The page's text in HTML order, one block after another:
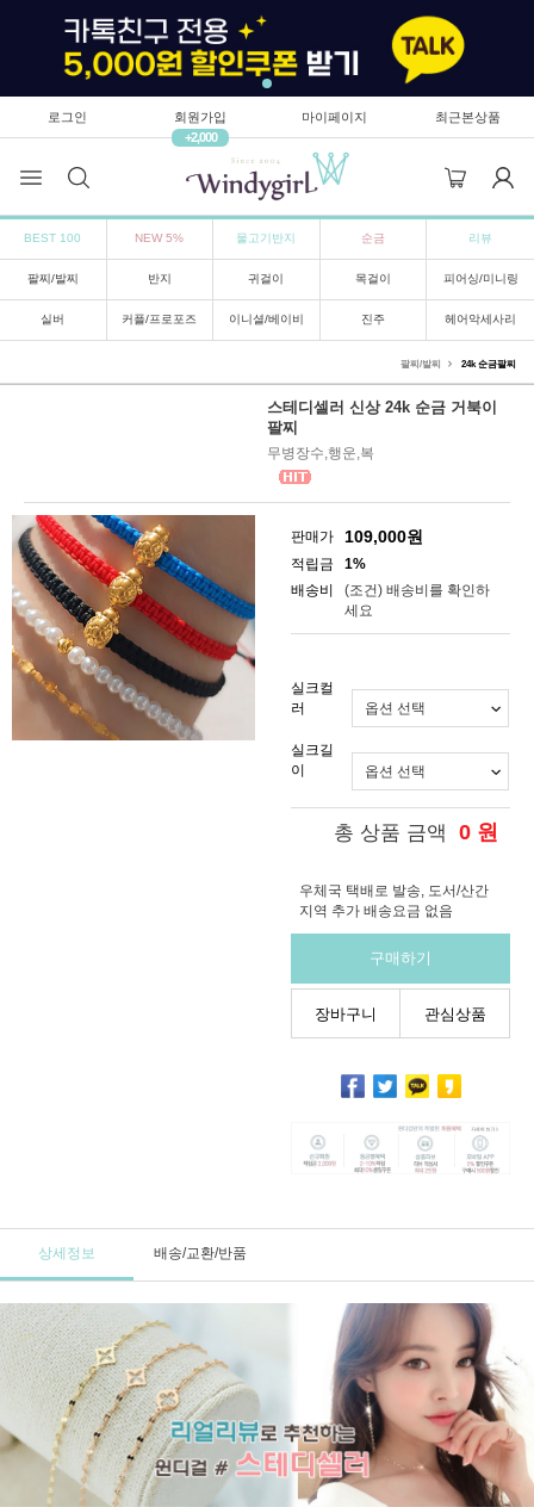
로그인
회원가입
+2,000
마이페이지 최근본상품
BEST 100 NEW 5% 물고기반지 순금 리뷰
팔찌/발찌 반지 귀걸이 목걸이 피어싱/미니링
실버 커플/프로포즈 이니셜/베이비 진주 헤어악세사리
팔찌/발찌 24k 순금팔찌
스테디셀러 신상 24k 순금 거북이
팔찌
무병장수,행운,복
판매가 109,000원
적립금
1%
배송비
(조건) 배송비를 확인하
세요
실크컬
러
실크길
이
총 상품 금액 0 원
우체국 택배로 발송, 도서/산간
지역 추가 배송요금 없음
구매하기
장바구니 관심상품
상세정보 배송/교환/반품